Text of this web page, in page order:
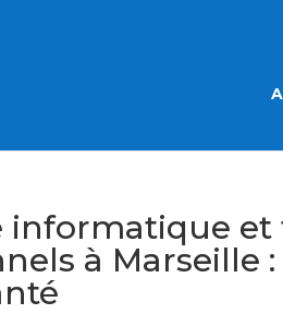
informatique
à Marseille